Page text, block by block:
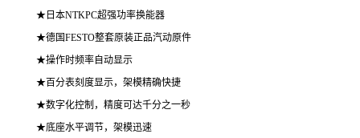
★日本NTKPC超强功率换能器
★德国FESTO整套原装正品汽动原件
★操作时频率自动显示
★百分表刻度显示，架模精确快捷
★数字化控制，精度可达千分之一秒
★底座水平调节，架模迅速